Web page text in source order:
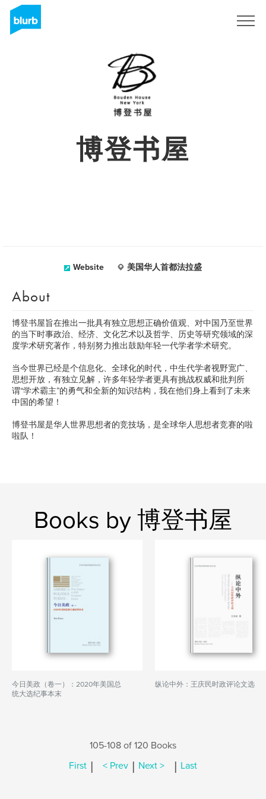
博登书屋
Website 美国华人首都法拉盛
About
博登书屋旨在推出一批具有独立思想正确价值观、对中国乃至世界
的当下时事政治、经济、文化艺术以及哲学、历史等研究领域的深
度学术研究著作，特别努力推出鼓励年轻一代学者学术研究。
当今世界已经是个信息化、全球化的时代，中生代学者视野宽广、
思想开放，有独立见解，许多年轻学者更具有挑战权威和批判所
谓“学术霸主”的勇气和全新的知识结构，我在他们身上看到了未来
中国的希望！
博登书屋是华人世界思想者的竞技场，是全球华人思想者竞赛的啦
啦队！
Books by 博登书屋
今日美政（卷一）：2020年美国总
统大选纪事本末
纵论中外：王庆民时政评论文选
105-108 of 120 Books
First | < Prev | Next > | Last